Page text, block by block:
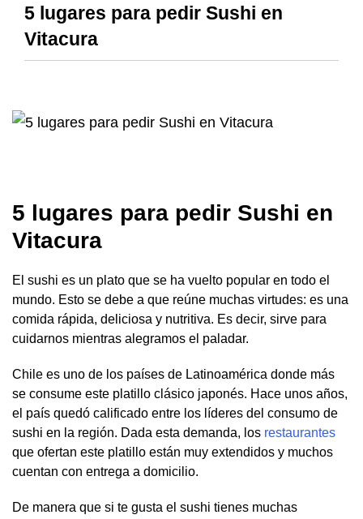
5 lugares para pedir Sushi en
Vitacura
5 lugares para pedir Sushi en
Vitacura
El sushi es un plato que se ha vuelto popular en todo el
mundo. Esto se debe a que reúne muchas virtudes: es una
comida rápida, deliciosa y nutritiva. Es decir, sirve para
cuidarnos mientras alegramos el paladar.
Chile es uno de los países de Latinoamérica donde más
se consume este platillo clásico japonés. Hace unos años,
el país quedó calificado entre los líderes del consumo de
sushi en la región. Dada esta demanda, los restaurantes
que ofertan este platillo están muy extendidos y muchos
cuentan con entrega a domicilio.
De manera que si te gusta el sushi tienes muchas